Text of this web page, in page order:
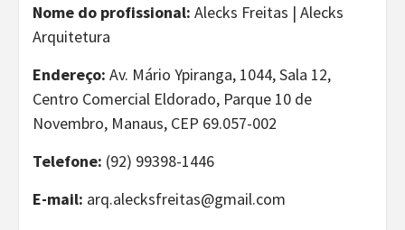
Nome do profissional: Alecks Freitas | Alecks
Arquitetura
Endereço: Av. Mário Ypiranga, 1044, Sala 12,
Centro Comercial Eldorado, Parque 10 de
Novembro, Manaus, CEP 69.057-002
Telefone: (92) 99398-1446
E-mail: arq.alecksfreitas@gmail.com